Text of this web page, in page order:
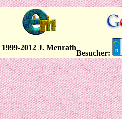
2012 J. Menrath
Besucher: